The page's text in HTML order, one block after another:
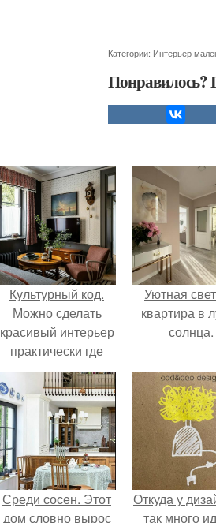
Категории: Интерьер
Понравилось?
Культурный код.
Можно сделать
красивый интерьер
практически где
угодно.
Уютная
квартира в
солнца.
Среди сосен. Этот
дом словно вырос
Откуда у
так много